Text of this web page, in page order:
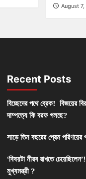
August
Recent Posts
বিচ্ছেদের পথে ব্রেক! বিজয়ের
দাম্পত্যে কি বরফ গলছে?
সাড়ে তিন বছরের প্রেম
‘বিষয়টা নীরব রাখতে
মুখ্যমন্ত্রী ?